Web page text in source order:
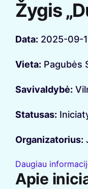
Žygis
Data: 2025-09-
Vieta: Pagubės
Savivaldybė:
Statusas:
Organizatorius:
Daugiau
Apie